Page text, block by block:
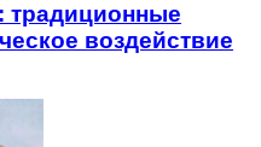
традиционные
воздействие